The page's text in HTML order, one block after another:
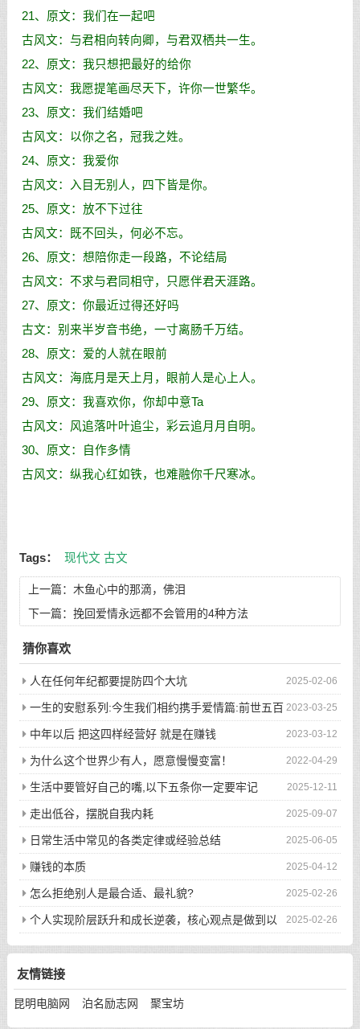
21、原文：我们在一起吧
古风文：与君相向转向卿，与君双栖共一生。
22、原文：我只想把最好的给你
古风文：我愿提笔画尽天下，许你一世繁华。
23、原文：我们结婚吧
古风文：以你之名，冠我之姓。
24、原文：我爱你
古风文：入目无别人，四下皆是你。
25、原文：放不下过往
古风文：既不回头，何必不忘。
26、原文：想陪你走一段路，不论结局
古风文：不求与君同相守，只愿伴君天涯路。
27、原文：你最近过得还好吗
古文：别来半岁音书绝，一寸离肠千万结。
28、原文：爱的人就在眼前
古风文：海底月是天上月，眼前人是心上人。
29、原文：我喜欢你，你却中意Ta
古风文：风追落叶叶追尘，彩云追月月自明。
30、原文：自作多情
古风文：纵我心红如铁，也难融你千尺寒冰。
Tags： 现代文 古文
上一篇： 木鱼心中的那滴，佛泪
下一篇： 挽回爱情永远都不会管用的4种方法
猜你喜欢
2025-02-06
人在任何年纪都要提防四个大坑
2023-03-25
一生的安慰系列:今生我们相约携手爱情篇:前世五百
次的回眸才换来今生的相遇
2023-03-12
中年以后 把这四样经营好 就是在赚钱
2022-04-29
为什么这个世界少有人，愿意慢慢变富！
2025-12-11
生活中要管好自己的嘴,以下五条你一定要牢记
2025-09-07
走出低谷，摆脱自我内耗
2025-06-05
日常生活中常见的各类定律或经验总结
2025-04-12
赚钱的本质
2025-02-26
怎么拒绝别人是最合适、最礼貌?
2025-02-26
个人实现阶层跃升和成长逆袭，核心观点是做到以
下八件事
友情链接
昆明电脑网 泊名励志网 聚宝坊